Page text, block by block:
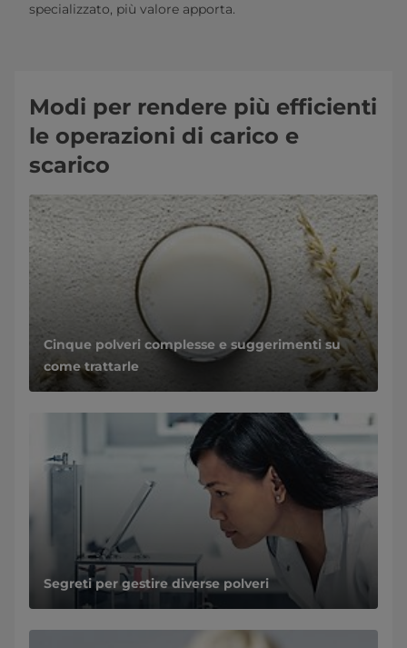
specializzato, più valore apporta.
Modi per rendere più efficienti
le operazioni di carico e
scarico
Cinque polveri complesse e suggerimenti su
come trattarle
Segreti per gestire diverse polveri